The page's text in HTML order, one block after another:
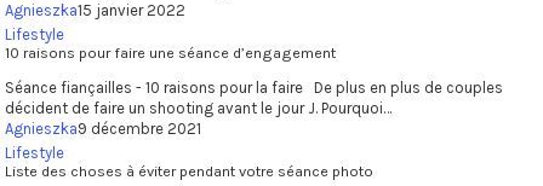
Agnieszka15 janvier 2022
Lifestyle
10 raisons pour faire une séance d’engagement
Séance fiançailles - 10 raisons pour la faire De plus en plus de couples
décident de faire un shooting avant le jour J. Pourquoi…
Agnieszka9 décembre 2021
Lifestyle
Liste des choses à éviter pendant votre séance photo